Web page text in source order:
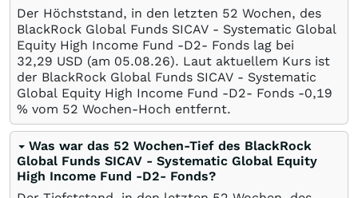
Der Höchststand, in den letzten 52 Wochen, des
BlackRock Global Funds SICAV - Systematic Global
Equity High Income Fund -D2- Fonds lag bei
32,29 USD (am 05.08.26). Laut aktuellem Kurs ist
der BlackRock Global Funds SICAV - Systematic
Global Equity High Income Fund -D2- Fonds -0,19
% vom 52 Wochen-Hoch entfernt.
Was war das 52 Wochen-Tief des BlackRock
Global Funds SICAV - Systematic Global Equity
High Income Fund -D2- Fonds?